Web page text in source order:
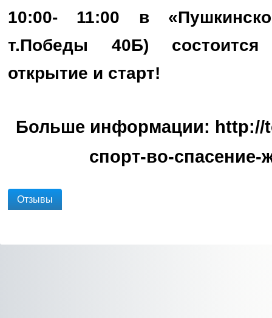
10:00- 11:00 в
т.Победы 40Б) состоится
открытие и старт!
Больше информации: http://
спорт-во-спасение-
Отзывы